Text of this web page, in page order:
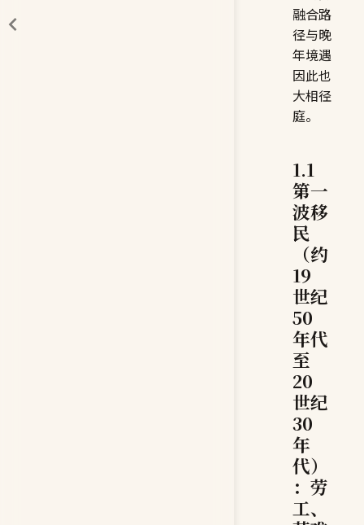
融合路
径与晚
年境遇
因此也
大相径
庭。
1.1
第一
波移
民
（约
19
世纪
50
年代
至
20
世纪
30
年
代）
：劳
工、